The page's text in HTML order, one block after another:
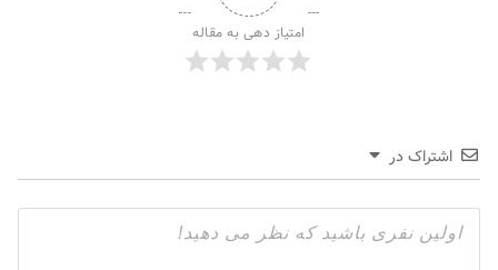
امتیاز دهی به مقاله
اشتراک در